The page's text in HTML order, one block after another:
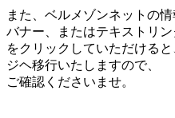
また、ベルメゾンネットの
バナー、またはテキストリン
をクリックしていただける
ジヘ移行いたしますので、
ご確認くださいませ。